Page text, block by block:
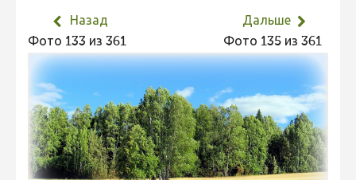
Фотоконкурс 2025
Не учитываются 2025
Видео 2025
Фотоконкурс 2024
Не учитываются 2024
Видео 2024
Назад
Фото 133 из 361
Дальше
Фото 135 из 361